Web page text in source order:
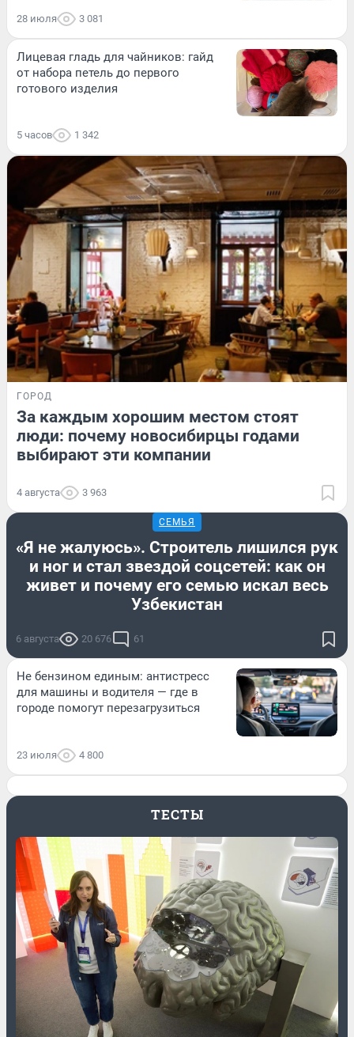
28 июля 3 081
Лицевая гладь для чайников: гайд
от набора петель до первого
готового изделия
5 часов 1 342
ГОРОД
За каждым хорошим местом стоят
люди: почему новосибирцы годами
выбирают эти компании
4 августа 3 963
СЕМЬЯ
«Я не жалуюсь». Строитель лишился рук
и ног и стал звездой соцсетей: как он
живет и почему его семью искал весь
Узбекистан
6 августа 20 676 61
Не бензином единым: антистресс
для машины и водителя — где в
городе помогут перезагрузиться
23 июля 4 800
ТЕСТЫ